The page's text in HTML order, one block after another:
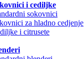
i cediljke
sokovnici
za hladno cedjenje
i citrusete